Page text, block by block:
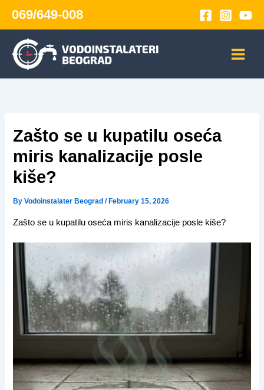
069/649-008
Zašto se u kupatilu oseća
miris kanalizacije posle
kiše?
ByVodoinstalater Beograd/ February 15, 2026
Zašto se u kupatilu oseća miris kanalizacije posle kiše?